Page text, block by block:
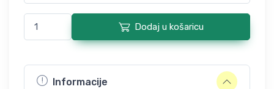
Dodaj u košaricu
Informacije